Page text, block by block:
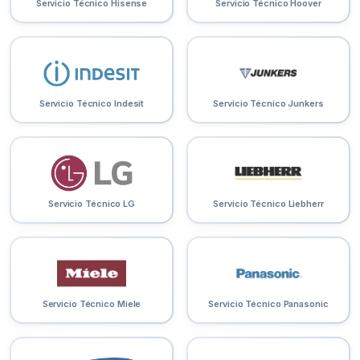
Servicio Técnico Hisense Servicio Técnico Hoover
Servicio Técnico Indesit Servicio Técnico Junkers
Servicio Técnico LG Servicio Técnico Liebherr
Servicio Técnico Miele Servicio Técnico Panasonic